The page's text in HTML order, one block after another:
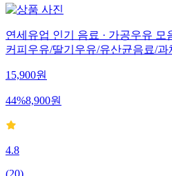
연세유업 인기 음료 · 가공우유
커피우유/딸기우유/유산균음료/과
15,900원
44%8,900원
4.8